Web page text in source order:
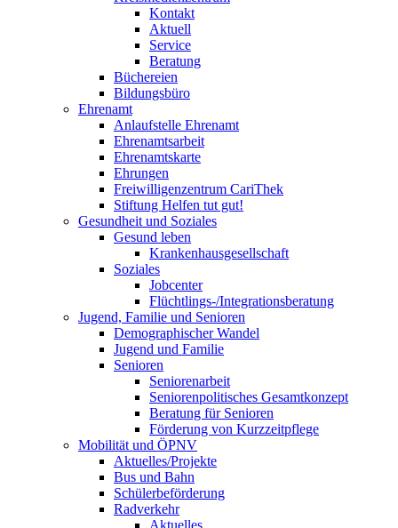
Kontakt
Aktuell
Service
Beratung
Büchereien
Bildungsbüro
Ehrenamt
Anlaufstelle Ehrenamt
Ehrenamtsarbeit
Ehrenamtskarte
Ehrungen
Freiwilligenzentrum CariThek
Stiftung Helfen tut gut!
Gesundheit und Soziales
Gesund leben
Krankenhausgesellschaft
Soziales
Jobcenter
Flüchtlings-/Integrationsberatung
Jugend, Familie und Senioren
Demographischer Wandel
Jugend und Familie
Senioren
Seniorenarbeit
Seniorenpolitisches Gesamtkonzept
Beratung für Senioren
Förderung von Kurzzeitpflege
Mobilität und ÖPNV
Aktuelles/Projekte
Bus und Bahn
Schülerbeförderung
Radverkehr
Aktuelles